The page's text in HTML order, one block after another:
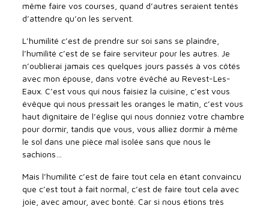
même faire vos courses, quand d’autres seraient tentés
d’attendre qu’on les servent.
L’humilité c’est de prendre sur soi sans se plaindre,
l’humilité c’est de se faire serviteur pour les autres. Je
n’oublierai jamais ces quelques jours passés à vos côtés
avec mon épouse, dans votre évêché au Revest-Les-
Eaux. C’est vous qui nous faisiez la cuisine, c’est vous
évêque qui nous pressait les oranges le matin, c’est vous
haut dignitaire de l’église qui nous donniez votre chambre
pour dormir, tandis que vous, vous alliez dormir à même
le sol dans une pièce mal isolée sans que nous le
sachions…
Mais l’humilité c’est de faire tout cela en étant convaincu
que c’est tout à fait normal, c’est de faire tout cela avec
joie, avec amour, avec bonté. Car si nous étions très